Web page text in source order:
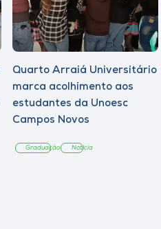
Quarto Arraiá Universitário
marca acolhimento aos
estudantes da Unoesc
Campos Novos
Graduação Notícia